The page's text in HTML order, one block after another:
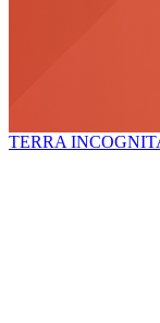
TERRA